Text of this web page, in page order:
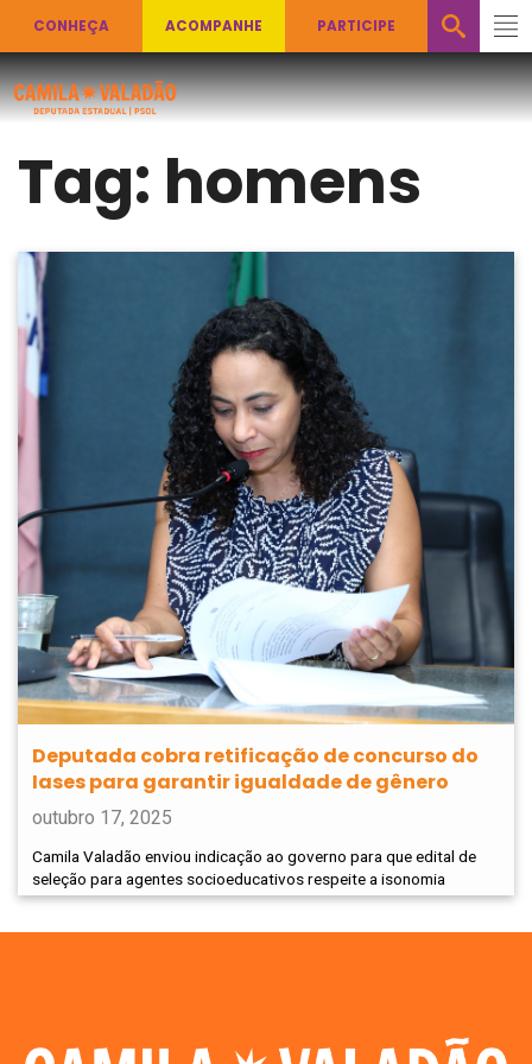
CONHEÇA ACOMPANHE PARTICIPE
Tag: homens
Deputada cobra retificação de concurso do
Iases para garantir igualdade de gênero
outubro 17, 2025
Camila Valadão enviou indicação ao governo para que edital de
seleção para agentes socioeducativos respeite a isonomia